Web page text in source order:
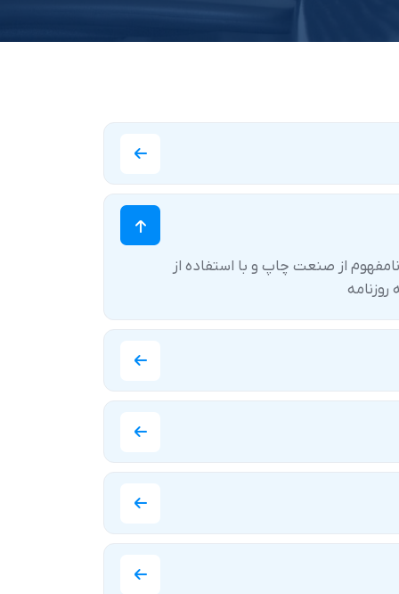
از صنعت چاپ و با استفاده از